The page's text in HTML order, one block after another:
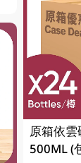
原箱依
500ML (